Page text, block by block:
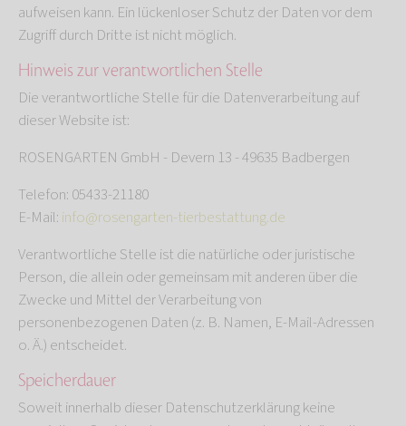
aufweisen kann. Ein lückenloser Schutz der Daten vor dem
Zugriff durch Dritte ist nicht möglich.
Hinweis zur verantwortlichen Stelle
Die verantwortliche Stelle für die Datenverarbeitung auf
dieser Website ist:
ROSENGARTEN GmbH - Devern 13 - 49635 Badbergen
Telefon: 05433-21180
E-Mail: info@rosengarten-tierbestattung.de
Verantwortliche Stelle ist die natürliche oder juristische
Person, die allein oder gemeinsam mit anderen über die
Zwecke und Mittel der Verarbeitung von
personenbezogenen Daten (z. B. Namen, E-Mail-Adressen
o. Ä.) entscheidet.
Speicherdauer
Soweit innerhalb dieser Datenschutzerklärung keine